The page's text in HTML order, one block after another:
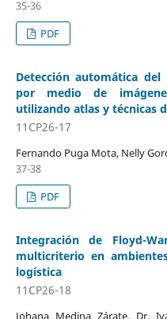
35-36
PDF
Detección automática
por medio de
utilizando atlas y técnicas
11CP26-17
Fernando Puga Mota, Nelly
37-38
PDF
Integración de Floyd-
multicriterio en
logística
11CP26-18